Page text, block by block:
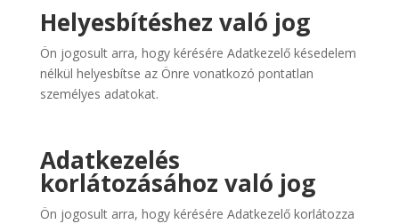
Helyesbítéshez való jog
Ön jogosult arra, hogy kérésére Adatkezelő késedelem
nélkül helyesbítse az Önre vonatkozó pontatlan
személyes adatokat.
Adatkezelés
korlátozásához való jog
Ön jogosult arra, hogy kérésére Adatkezelő korlátozza